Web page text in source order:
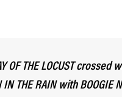
OF THE LOCUST crossed
IN THE RAIN with BOOGIE